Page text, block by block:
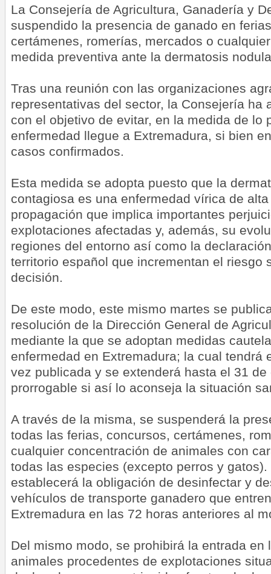
La Consejería de Agricultura, Ganadería y
suspendido la presencia de ganado en
certámenes, romerías, mercados o
medida preventiva ante la dermatosis
Tras una reunión con las organizaciones
representativas del sector, la Consejería ha
con el objetivo de evitar, en la medida de lo
enfermedad llegue a Extremadura, si bien
casos confirmados.
Esta medida se adopta puesto que la
contagiosa es una enfermedad vírica de
propagación que implica importantes
explotaciones afectadas y, además, su
regiones del entorno así como la
territorio español que incrementan el riesgo
decisión.
De este modo, este mismo martes se
resolución de la Dirección General de
mediante la que se adoptan medidas
enfermedad en Extremadura; la cual tendrá
vez publicada y se extenderá hasta el 31
prorrogable si así lo aconseja la situación
A través de la misma, se suspenderá la
todas las ferias, concursos, certámenes,
cualquier concentración de animales con
todas las especies (excepto perros y gatos).
establecerá la obligación de desinfectar y
vehículos de transporte ganadero que
Extremadura en las 72 horas anteriores al
Del mismo modo, se prohibirá la entrada en
animales procedentes de explotaciones